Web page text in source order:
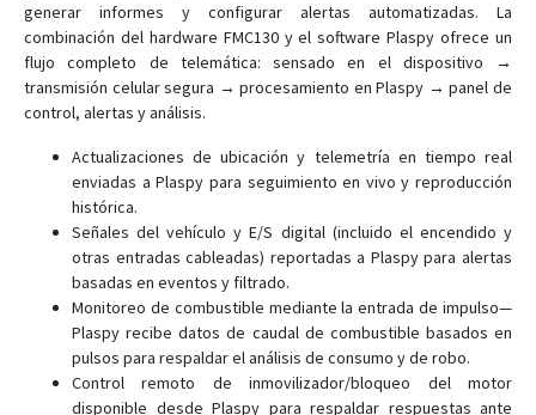
FMC250
FMC640
FMC650
FMC800
FMC880
FMC920
FMM001
FMM003
FMM00A
FMM125
FMM130
generar informes y configurar alertas automatizadas. La
combinación del hardware FMC130 y el software Plaspy ofrece un
flujo completo de telemática: sensado en el dispositivo →
transmisión celular segura → procesamiento en Plaspy → panel de
control, alertas y análisis.
Actualizaciones de ubicación y telemetría en tiempo real
enviadas a Plaspy para seguimiento en vivo y reproducción
histórica.
Señales del vehículo y E/S digital (incluido el encendido y
otras entradas cableadas) reportadas a Plaspy para alertas
basadas en eventos y filtrado.
Monitoreo de combustible mediante la entrada de impulso—
Plaspy recibe datos de caudal de combustible basados en
pulsos para respaldar el análisis de consumo y de robo.
Control remoto de inmovilizador/bloqueo del motor
disponible desde Plaspy para respaldar respuestas ante